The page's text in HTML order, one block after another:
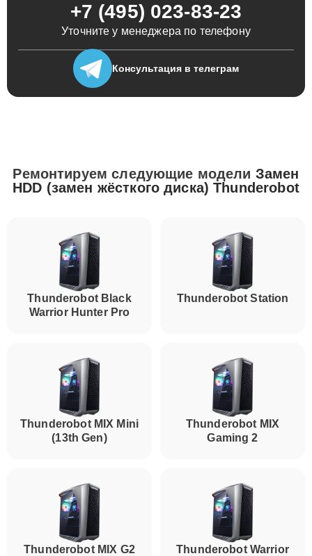
+7 (495) 023-83-23
Уточните у менеджера по телефону
Консультация в телеграм
Ремонтируем следующие модели Замен
HDD (замен жёсткого диска) Thunderobot
Thunderobot Black
Warrior Hunter Pro
Thunderobot Station
Thunderobot MIX Mini
(13th Gen)
Thunderobot MIX
Gaming 2
Thunderobot MIX G2
Thunderobot Warrior